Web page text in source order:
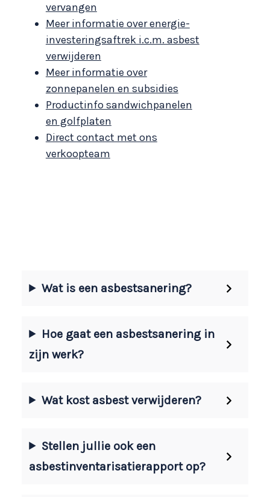
vervangen
Meer informatie over energie-
investeringsaftrek i.c.m. asbest
verwijderen
Meer informatie over
zonnepanelen en subsidies
Productinfo sandwichpanelen
en golfplaten
Direct contact met ons
verkoopteam
Wat is een asbestsanering?
Hoe gaat een asbestsanering in
zijn werk?
Wat kost asbest verwijderen?
Stellen jullie ook een
asbestinventarisatierapport op?